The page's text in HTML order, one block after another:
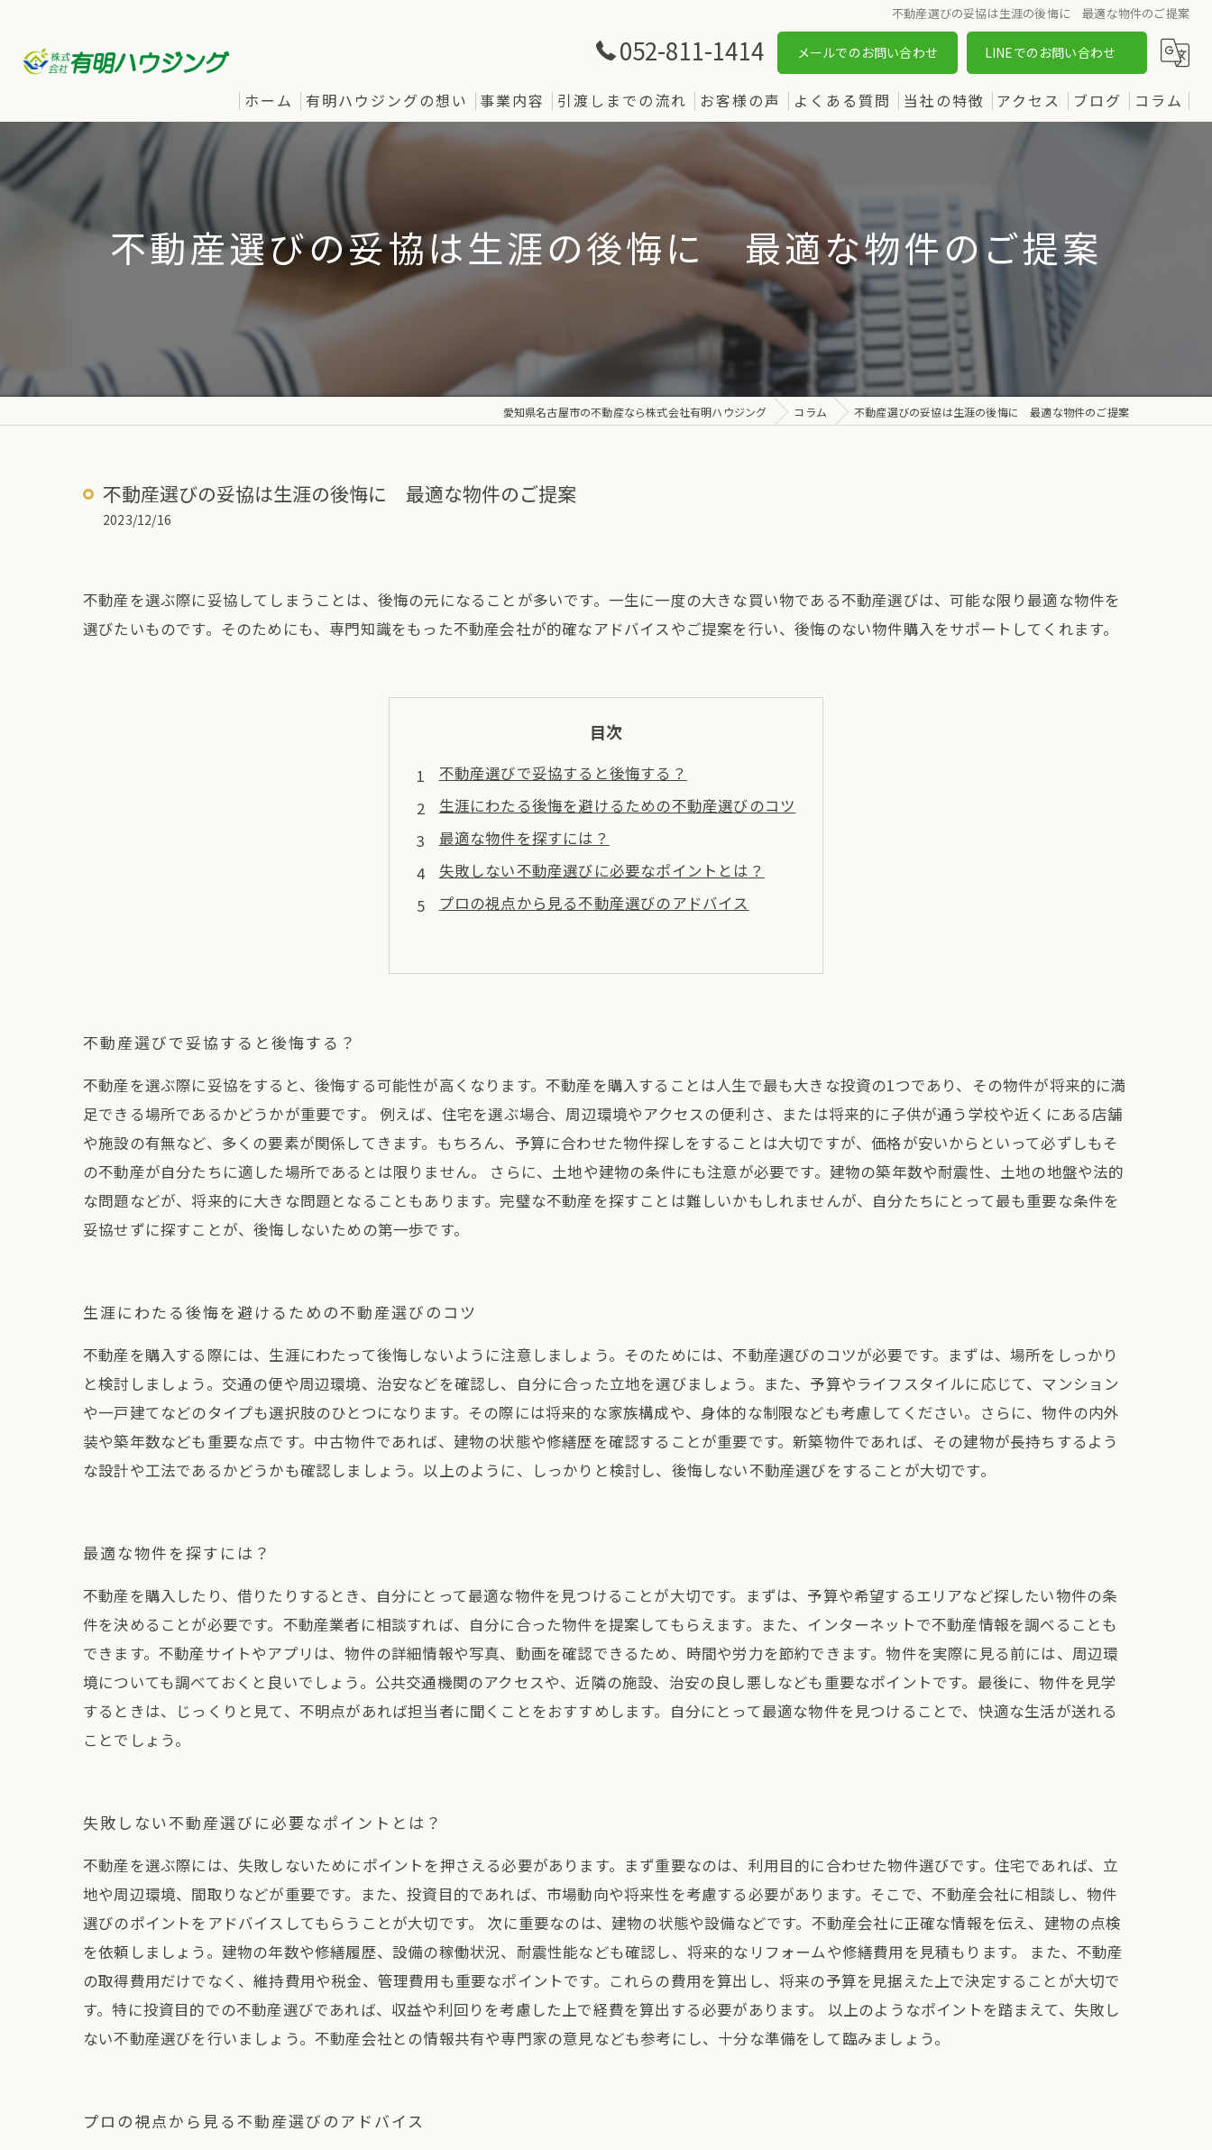
不動産選びの妥協は生涯の後悔に 最適な物件のご提案
052-811-1414 メールでのお問い合わせ LINEでのお問い合わせ
ホーム 有明ハウジングの想い 事業内容 引渡しまでの流れ お客様の声 よくある質問 当社の特徴
土地
新築
中古
アクセス ブログ コラム
不動産選びの妥協は生涯の後悔に 最適な物件のご提案
愛知県名古屋市の不動産なら株式会社有明ハウジング コラム 不動産選びの妥協は生涯の後悔に 最適な物件のご提案
不動産選びの妥協は生涯の後悔に 最適な物件のご提案
2023/12/16
不動産を選ぶ際に妥協してしまうことは、後悔の元になることが多いです。一生に一度の大きな買い物である不動産選びは、可能な限り最適な物件を
選びたいものです。そのためにも、専門知識をもった不動産会社が的確なアドバイスやご提案を行い、後悔のない物件購入をサポートしてくれます。
目次
不動産選びで妥協すると後悔する？
生涯にわたる後悔を避けるための不動産選びのコツ
最適な物件を探すには？
失敗しない不動産選びに必要なポイントとは？
プロの視点から見る不動産選びのアドバイス
不動産選びで妥協すると後悔する？
不動産を選ぶ際に妥協をすると、後悔する可能性が高くなります。不動産を購入することは人生で最も大きな投資の1つであり、その物件が将来的に満
足できる場所であるかどうかが重要です。 例えば、住宅を選ぶ場合、周辺環境やアクセスの便利さ、または将来的に子供が通う学校や近くにある店舗
や施設の有無など、多くの要素が関係してきます。もちろん、予算に合わせた物件探しをすることは大切ですが、価格が安いからといって必ずしもそ
の不動産が自分たちに適した場所であるとは限りません。 さらに、土地や建物の条件にも注意が必要です。建物の築年数や耐震性、土地の地盤や法的
な問題などが、将来的に大きな問題となることもあります。完璧な不動産を探すことは難しいかもしれませんが、自分たちにとって最も重要な条件を
妥協せずに探すことが、後悔しないための第一歩です。
生涯にわたる後悔を避けるための不動産選びのコツ
不動産を購入する際には、生涯にわたって後悔しないように注意しましょう。そのためには、不動産選びのコツが必要です。まずは、場所をしっかり
と検討しましょう。交通の便や周辺環境、治安などを確認し、自分に合った立地を選びましょう。また、予算やライフスタイルに応じて、マンション
や一戸建てなどのタイプも選択肢のひとつになります。その際には将来的な家族構成や、身体的な制限なども考慮してください。さらに、物件の内外
装や築年数なども重要な点です。中古物件であれば、建物の状態や修繕歴を確認することが重要です。新築物件であれば、その建物が長持ちするよう
な設計や工法であるかどうかも確認しましょう。以上のように、しっかりと検討し、後悔しない不動産選びをすることが大切です。
最適な物件を探すには？
不動産を購入したり、借りたりするとき、自分にとって最適な物件を見つけることが大切です。まずは、予算や希望するエリアなど探したい物件の条
件を決めることが必要です。不動産業者に相談すれば、自分に合った物件を提案してもらえます。また、インターネットで不動産情報を調べることも
できます。不動産サイトやアプリは、物件の詳細情報や写真、動画を確認できるため、時間や労力を節約できます。物件を実際に見る前には、周辺環
境についても調べておくと良いでしょう。公共交通機関のアクセスや、近隣の施設、治安の良し悪しなども重要なポイントです。最後に、物件を見学
するときは、じっくりと見て、不明点があれば担当者に聞くことをおすすめします。自分にとって最適な物件を見つけることで、快適な生活が送れる
ことでしょう。
失敗しない不動産選びに必要なポイントとは？
不動産を選ぶ際には、失敗しないためにポイントを押さえる必要があります。まず重要なのは、利用目的に合わせた物件選びです。住宅であれば、立
地や周辺環境、間取りなどが重要です。また、投資目的であれば、市場動向や将来性を考慮する必要があります。そこで、不動産会社に相談し、物件
選びのポイントをアドバイスしてもらうことが大切です。 次に重要なのは、建物の状態や設備などです。不動産会社に正確な情報を伝え、建物の点検
を依頼しましょう。建物の年数や修繕履歴、設備の稼働状況、耐震性能なども確認し、将来的なリフォームや修繕費用を見積もります。 また、不動産
の取得費用だけでなく、維持費用や税金、管理費用も重要なポイントです。これらの費用を算出し、将来の予算を見据えた上で決定することが大切で
す。特に投資目的での不動産選びであれば、収益や利回りを考慮した上で経費を算出する必要があります。 以上のようなポイントを踏まえて、失敗し
ない不動産選びを行いましょう。不動産会社との情報共有や専門家の意見なども参考にし、十分な準備をして臨みましょう。
プロの視点から見る不動産選びのアドバイス